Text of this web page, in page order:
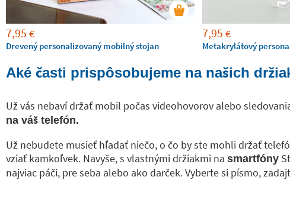
7,95 €
Drevený personalizovaný mobilný stojan
7,95 €
Metakrylátový
Aké časti prispôsobujeme na našich
Už vás nebaví držať mobil počas videohovorov alebo
na váš telefón.
Už nebudete musieť hľadať niečo, o čo by ste mohli držať
vziať kamkoľvek. Navyše, s vlastnými držiakmi na smartfóny
najviac páči, pre seba alebo ako darček. Vyberte si písmo,